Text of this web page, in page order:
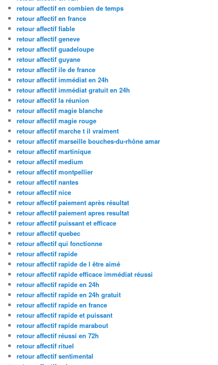
retour affectif en combien de temps
retour affectif en france
retour affectif fiable
retour affectif geneve
retour affectif guadeloupe
retour affectif guyane
retour affectif ile de france
retour affectif immédiat en 24h
retour affectif immédiat gratuit en 24h
retour affectif la réunion
retour affectif magie blanche
retour affectif magie rouge
retour affectif marche t il vraiment
retour affectif marseille bouches-du-rhône amar
retour affectif martinique
retour affectif medium
retour affectif montpellier
retour affectif nantes
retour affectif nice
retour affectif paiement après résultat
retour affectif paiement apres resultat
retour affectif puissant et efficace
retour affectif quebec
retour affectif qui fonctionne
retour affectif rapide
retour affectif rapide de l être aimé
retour affectif rapide efficace immédiat réussi
retour affectif rapide en 24h
retour affectif rapide en 24h gratuit
retour affectif rapide en france
retour affectif rapide et puissant
retour affectif rapide marabout
retour affectif réussi en 72h
retour affectif rituel
retour affectif sentimental